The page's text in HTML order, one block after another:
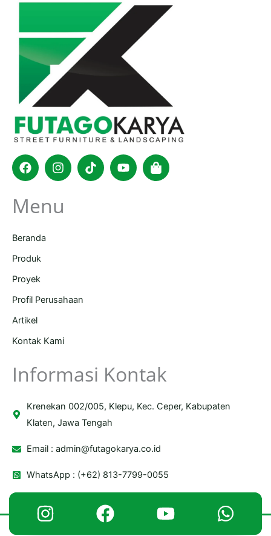
FacebookInstagram
TiktokYoutubeShopping-
bag
Menu
Beranda
Produk
Proyek
Profil Perusahaan
Artikel
Kontak Kami
Informasi Kontak
Krenekan 002/005, Klepu, Kec. Ceper, Kabupaten
Klaten, Jawa Tengah
Email :admin@futagokarya.co.id
WhatsApp : (+62) 813-7799-0055